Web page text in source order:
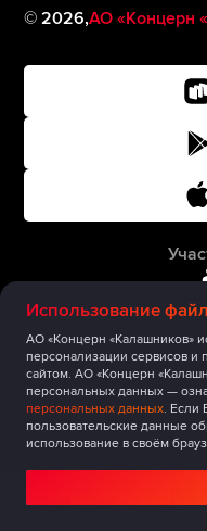
Использование
АО «Концерн «Калашников»
персонализации сервисов и
сайтом. АО «Концерн
персональных данных —
персональных данных. Если
пользовательские данные
использование в своём
©2026,АО «Концерн